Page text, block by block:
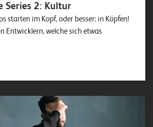
Series 2: Kultur
starten im Kopf, oder besser: in Köpfen!
Entwicklern, welche sich etwas